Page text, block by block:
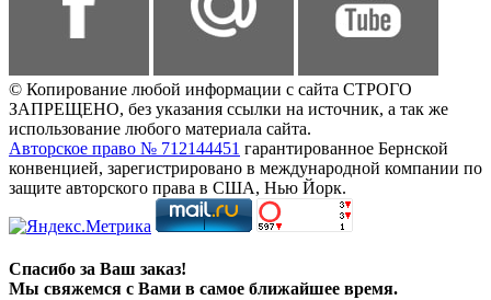
© Копирование любой информации с сайта СТРОГО
ЗАПРЕЩЕНО, без указания ссылки на источник, а так же
использование любого материала сайта.
Авторское право № 712144451 гарантированное Бернской
конвенцией, зарегистрировано в международной компании по
защите авторского права в США, Нью Йорк.
Спасибо за Ваш заказ!
Мы свяжемся с Вами в самое ближайшее время.